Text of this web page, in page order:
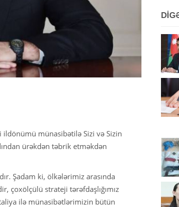
ildönümü münasibətilə Sizi və Sizin
ürəkdən təbrik etməkdən
Şadam ki, ölkələrimiz arasında
çoxölçülü strateji tərəfdaşlığımız
ilə münasibətlərimizin bütün